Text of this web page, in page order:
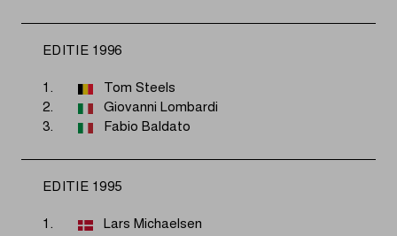
EDITIE 1996
1.
Tom Steels
2.
Giovanni Lombardi
3.
Fabio Baldato
EDITIE 1995
1.
Lars Michaelsen